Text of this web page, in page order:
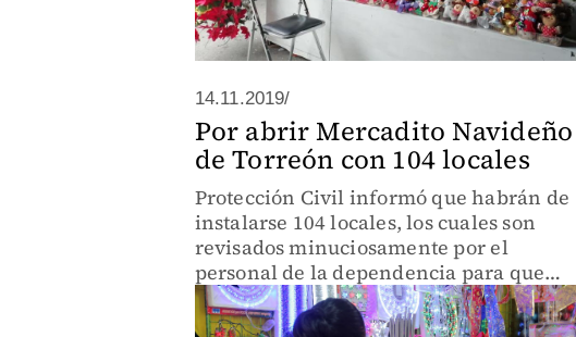
14.11.2019/
Por abrir Mercadito Navideño
de Torreón con 104 locales
Protección Civil informó que habrán de
instalarse 104 locales, los cuales son
revisados minuciosamente por el
personal de la dependencia para que
cuenten con las instalaciones eléctricas
adecuadas.